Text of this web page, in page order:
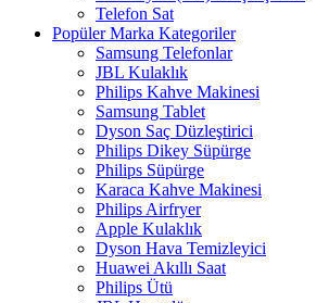
Telefon Sat
Popüler Marka Kategoriler
Samsung Telefonlar
JBL Kulaklık
Philips Kahve Makinesi
Samsung Tablet
Dyson Saç Düzleştirici
Philips Dikey Süpürge
Philips Süpürge
Karaca Kahve Makinesi
Philips Airfryer
Apple Kulaklık
Dyson Hava Temizleyici
Huawei Akıllı Saat
Philips Ütü